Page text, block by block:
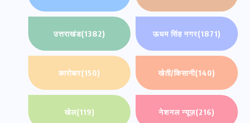
उत्तराखंड(1382) ऊधम सिंह नगर(1871)
कारोबार(150) खेती/किसानी(140)
खेल(119) नेशनल न्यूज़(216)